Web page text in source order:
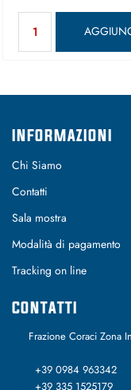
INFORMAZIONI
Chi Siamo
Contatti
Sala mostra
Modalità di pagamento
Tracking on line
CONTATTI
Frazione Coraci Zona
+39 0984 963342
+39 335 1525179